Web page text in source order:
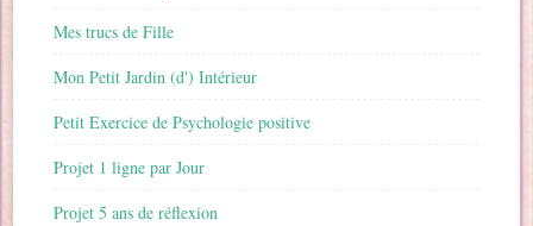
Mes trucs de Fille
Mon Petit Jardin (d') Intérieur
Petit Exercice de Psychologie positive
Projet 1 ligne par Jour
Projet 5 ans de réflexion